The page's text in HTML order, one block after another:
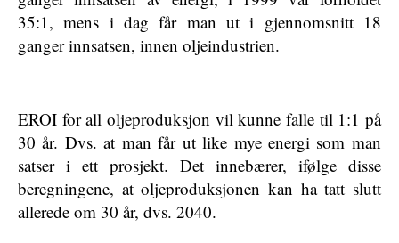
35:1, mens i dag får man ut i gjennomsnitt 18
ganger innsatsen, innen oljeindustrien.
EROI for all oljeproduksjon vil kunne falle til 1:1 på
30 år. Dvs. at man får ut like mye energi som man
satser i ett prosjekt. Det innebærer, ifølge disse
beregningene, at oljeproduksjonen kan ha tatt slutt
allerede om 30 år, dvs. 2040.